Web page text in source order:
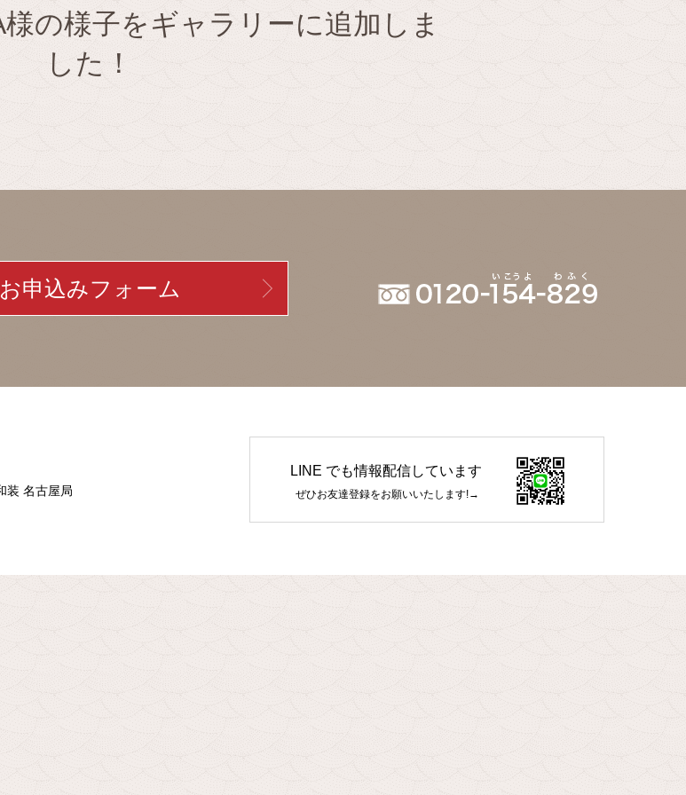
の様子をギャラリーに追加しま
した！
お申込みフォーム
装 名古屋局
LINE でも情報配信しています
ぜひお友達登録をお願いいたします!→